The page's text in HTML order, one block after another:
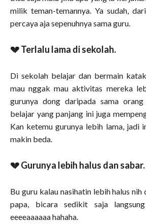
milik teman-temannya. Ya sudah,
percaya aja sepenuhnya sama guru.
💔 Terlalu lama di sekolah.
Di sekolah belajar dan bermain
mau nggak mau aktivitas mereka
gurunya dong daripada sama
belajar yang panjang ini juga
Kan ketemu gurunya lebih lama, jadi
makin beda.
💔 Gurunya lebih halus dan sabar.
Bu guru kalau nasihatin lebih halus
papa, bicara sedikit saja
eeeeaaaaaa hahaha.